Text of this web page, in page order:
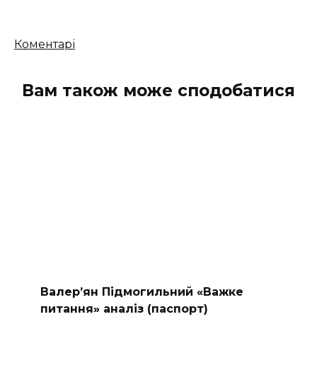
Кількість
Коментарі
Вам також може сподобатися
Валер’ян Підмогильний «Важке
питання» аналіз (паспорт)